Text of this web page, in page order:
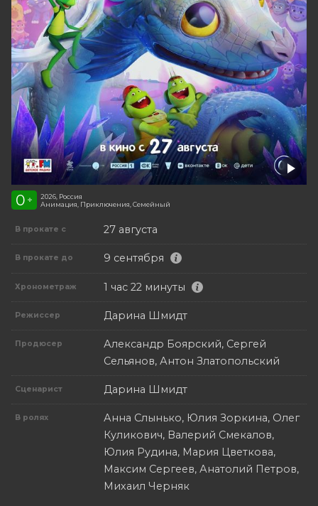
0 +
2026, Россия
Анимация, Приключения, Семейный
В прокате с 27 августа
В прокате до 9 сентября
Хронометраж 1 час 22 минуты
Режиссер Дарина Шмидт
Продюсер
Александр Боярский, Сергей
Сельянов, Антон Златопольский
Сценарист Дарина Шмидт
В ролях
Анна Слынько, Юлия Зоркина, Олег
Куликович, Валерий Смекалов,
Юлия Рудина, Мария Цветкова,
Максим Сергеев, Анатолий Петров,
Михаил Черняк